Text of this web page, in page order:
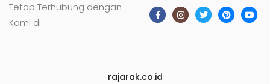
Tetap Terhubung dengan
Kami di
rajarak.co.id